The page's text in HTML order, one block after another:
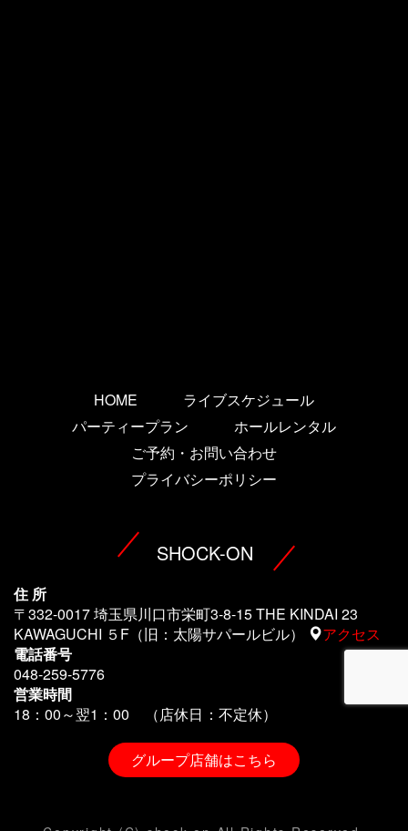
HOME
ライブスケジュール
パーティープラン
ホールレンタル
ご予約・お問い合わせ
プライバシーポリシー
SHOCK-ON
住 所
〒332-0017 埼玉県川口市栄町3-8-15 THE KINDAI 23
KAWAGUCHI ５F（旧：太陽サパールビル）
アクセス
電話番号
048-259-5776
営業時間
18：00～翌1 ：00 （店休日：不定休）
グループ店舗はこちら